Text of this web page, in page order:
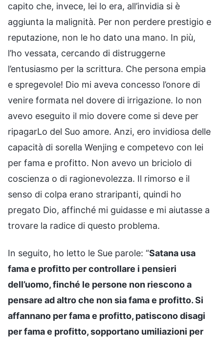
capito che, invece, lei lo era, all’invidia si è
aggiunta la malignità. Per non perdere prestigio e
reputazione, non le ho dato una mano. In più,
l’ho vessata, cercando di distruggerne
l’entusiasmo per la scrittura. Che persona empia
e spregevole! Dio mi aveva concesso l’onore di
venire formata nel dovere di irrigazione. Io non
avevo eseguito il mio dovere come si deve per
ripagarLo del Suo amore. Anzi, ero invidiosa delle
capacità di sorella Wenjing e competevo con lei
per fama e profitto. Non avevo un briciolo di
coscienza o di ragionevolezza. Il rimorso e il
senso di colpa erano straripanti, quindi ho
pregato Dio, affinché mi guidasse e mi aiutasse a
trovare la radice di questo problema.
In seguito, ho letto le Sue parole: “Satana usa
fama e profitto per controllare i pensieri
dell’uomo, finché le persone non riescono a
pensare ad altro che non sia fama e profitto. Si
affannano per fama e profitto, patiscono disagi
per fama e profitto, sopportano umiliazioni per